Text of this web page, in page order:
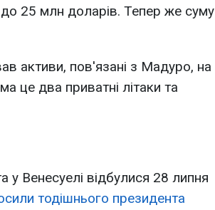
до 25 млн доларів. Тепер же суму
активи, пов'язані з Мадуро, на
це два приватні літаки та
Венесуелі відбулися 28 липня
тодішнього президента